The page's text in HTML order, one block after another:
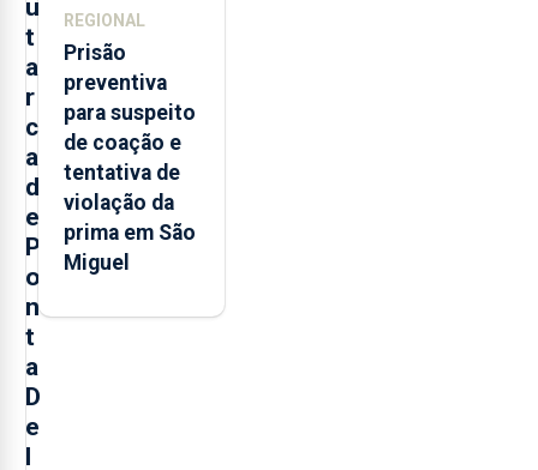
u
t
a
r
c
a
d
e
P
o
n
t
a
D
e
l
REGIONAL
Prisão
preventiva
para suspeito
de coação e
tentativa de
violação da
prima em São
Miguel